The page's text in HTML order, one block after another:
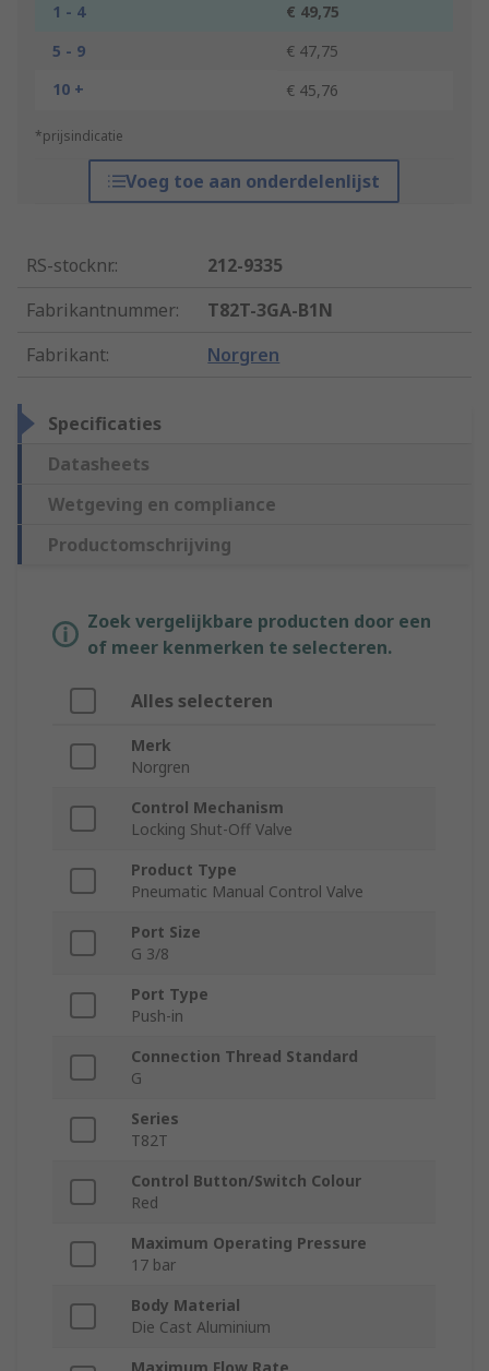
1 - 4
€ 49,75
5 - 9
€ 47,75
10 +
€ 45,76
*prijsindicatie
Voeg toe aan onderdelenlijst
RS-stocknr.:
212-9335
Fabrikantnummer:
T82T-3GA-B1N
Fabrikant: Norgren
Specificaties
Datasheets
Wetgeving en compliance
Productomschrijving
Zoek vergelijkbare producten door een
of meer kenmerken te selecteren.
Alles selecteren
Merk
Norgren
Control Mechanism
Locking Shut-Off Valve
Product Type
Pneumatic Manual Control Valve
Port Size
G 3/8
Port Type
Push-in
Connection Thread Standard
G
Series
T82T
Control Button/Switch Colour
Red
Maximum Operating Pressure
17 bar
Body Material
Die Cast Aluminium